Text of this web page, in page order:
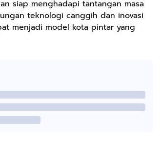
siap menghadapi tantangan masa
teknologi canggih dan inovasi
menjadi model kota pintar yang